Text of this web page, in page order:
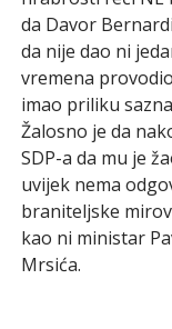
da Davor
da nije dao ni
vremena
imao priliku
Žalosno je da
SDP-a da mu je
uvijek nema
braniteljske
kao ni ministar
Mrsića.